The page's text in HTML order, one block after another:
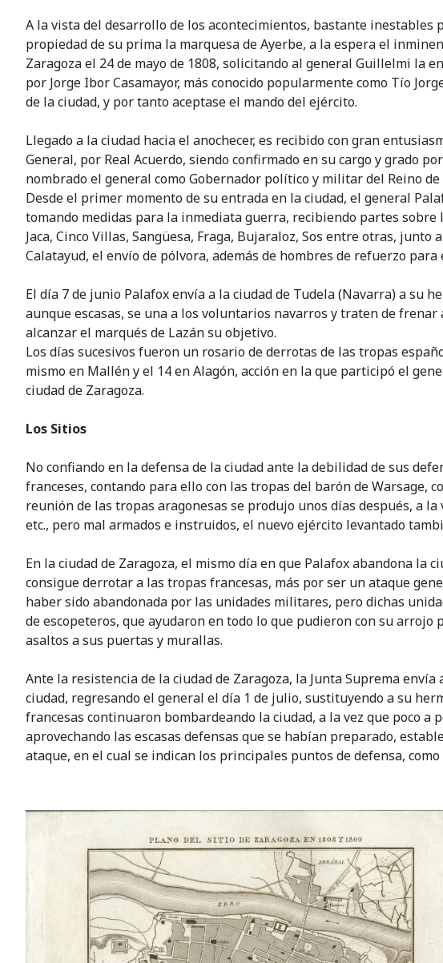
A la vista del desarrollo de los acontecimientos, bastante inestables
propiedad de su prima la marquesa de Ayerbe, a la espera el
Zaragoza el 24 de mayo de 1808, solicitando al general Guillelmi la
por Jorge Ibor Casamayor, más conocido popularmente como Tío
de la ciudad, y por tanto aceptase el mando del ejército.
Llegado a la ciudad hacia el anochecer, es recibido con gran
General, por Real Acuerdo, siendo confirmado en su cargo y grado
nombrado el general como Gobernador político y militar del Reino de
Desde el primer momento de su entrada en la ciudad, el general
tomando medidas para la inmediata guerra, recibiendo partes
Jaca, Cinco Villas, Sangüesa, Fraga, Bujaraloz, Sos entre otras,
Calatayud, el envío de pólvora, además de hombres de refuerzo
El día 7 de junio Palafox envía a la ciudad de Tudela (Navarra) a su
aunque escasas, se una a los voluntarios navarros y traten de
alcanzar el marqués de Lazán su objetivo.
Los días sucesivos fueron un rosario de derrotas de las tropas
mismo en Mallén y el 14 en Alagón, acción en la que participó el
ciudad de Zaragoza.
Los Sitios
No confiando en la defensa de la ciudad ante la debilidad de sus
franceses, contando para ello con las tropas del barón de Warsage,
reunión de las tropas aragonesas se produjo unos días después, a
etc., pero mal armados e instruidos, el nuevo ejército levantado
En la ciudad de Zaragoza, el mismo día en que Palafox abandona
consigue derrotar a las tropas francesas, más por ser un ataque
haber sido abandonada por las unidades militares, pero dichas
de escopeteros, que ayudaron en todo lo que pudieron con su
asaltos a sus puertas y murallas.
Ante la resistencia de la ciudad de Zaragoza, la Junta Suprema
ciudad, regresando el general el día 1 de julio, sustituyendo a su
francesas continuaron bombardeando la ciudad, a la vez que poco
aprovechando las escasas defensas que se habían preparado,
ataque, en el cual se indican los principales puntos de defensa,